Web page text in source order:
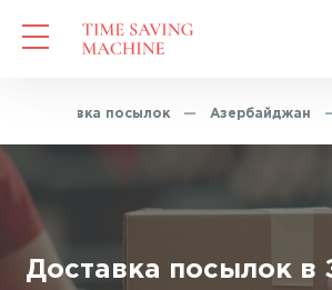
Доставка посылок — Азербайджан
Доставка посылок в